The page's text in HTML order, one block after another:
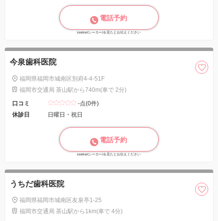
電話予約
seeker(シーカー)を見たとお伝えください
今泉歯科医院
福岡県福岡市城南区別府4-4-51F
福岡市交通局 茶山駅から740m(車で 2分)
口コミ
-点(0件)
休診日
日曜日・祝日
電話予約
seeker(シーカー)を見たとお伝えください
うちだ歯科医院
福岡県福岡市城南区友泉亭1-25
福岡市交通局 茶山駅から1km(車で 4分)